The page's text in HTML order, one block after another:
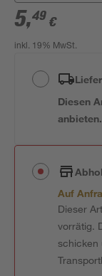
5,49 €
inkl. 19% MwSt.
Diesen
anbieten.
Auf
Dieser
vorrätig.
schicken